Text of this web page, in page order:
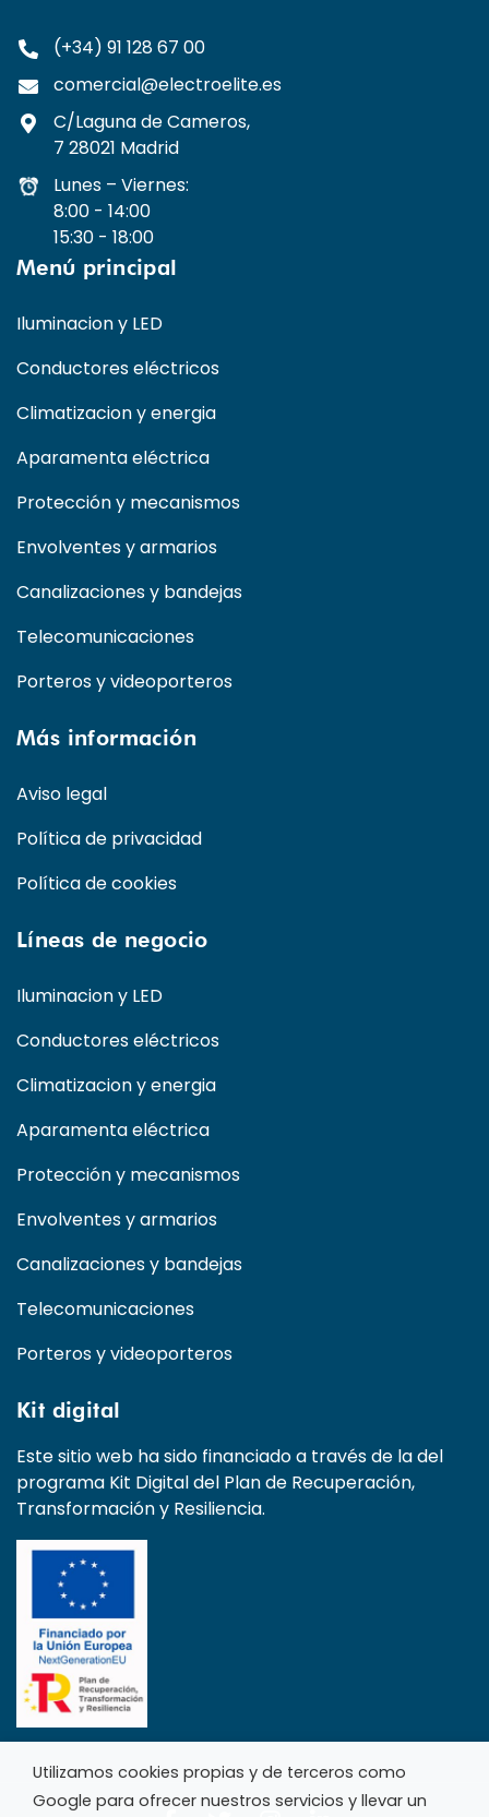
(+34) 91 128 67 00
comercial@electroelite.es
C/Laguna de Cameros,
7 28021 Madrid
Lunes – Viernes:
8:00 - 14:00
15:30 - 18:00
Menú principal
Iluminacion y LED
Conductores eléctricos
Climatizacion y energia
Aparamenta eléctrica
Protección y mecanismos
Envolventes y armarios
Canalizaciones y bandejas
Telecomunicaciones
Porteros y videoporteros
Más información
Aviso legal
Política de privacidad
Política de cookies
Líneas de negocio
Iluminacion y LED
Conductores eléctricos
Climatizacion y energia
Aparamenta eléctrica
Protección y mecanismos
Envolventes y armarios
Canalizaciones y bandejas
Telecomunicaciones
Porteros y videoporteros
Kit digital
Este sitio web ha sido financiado a través de la del
programa Kit Digital del Plan de Recuperación,
Transformación y Resiliencia.
Utilizamos cookies propias y de terceros como
Google para ofrecer nuestros servicios y llevar un